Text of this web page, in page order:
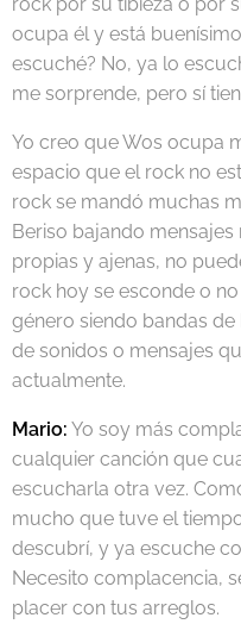
ocupa él y está
escuché? No, ya lo
me sorprende, pero sí
Yo creo que Wos ocupa
espacio que el rock no
rock se mandó muchas
Beriso bajando mensajes
propias y ajenas, no
rock hoy se esconde o
género siendo bandas
de sonidos o mensajes
actualmente.
Mario: Yo soy más
cualquier canción que
escucharla otra vez.
mucho que tuve el
descubrí, y ya escuche
Necesito complacencia,
placer con tus arreglos.